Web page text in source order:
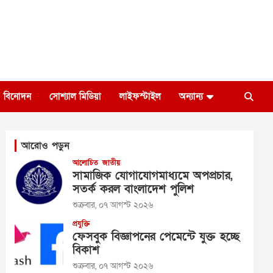
বিনোদন সোশ্যাল মিডিয়া লাইফস্টাইল অন্যান্য
আরোও পড়ুন
আলোচিত জাতীয়
সামাজিক যোগাযোগমাধ্যমে অপপ্রচার,
সতর্ক করল বাংলাদেশ পুলিশ
শুক্রবার, ০৭ আগস্ট ২০২৬
প্রযুক্তি
ফেসবুক বিজ্ঞাপনের পেমেন্টে যুক্ত হচ্ছে
বিকাশ
শুক্রবার, ০৭ আগস্ট ২০২৬